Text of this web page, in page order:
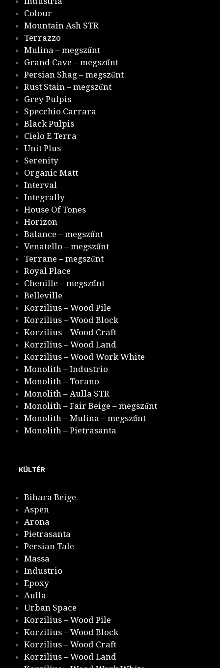
Colour
Mountain Ash STR
Terrazzo
Mulina – megszűnt
Grand Cave – megszűnt
Persian Shag – megszűnt
Rust Stain – megszűnt
Grey Pulpis
Specchio Carrara
Black Pulpis
Cielo E Terra
Unit Plus
Serenity
Organic Matt
Interval
Integrally
House Of Tones
Horizon
Balance – megszűnt
Venatello – megszűnt
Terrane – megszűnt
Royal Place
Chenille – megszűnt
Belleville
Korzilius – Wood Pile
Korzilius – Wood Block
Korzilius – Wood Craft
Korzilius – Wood Land
Korzilius – Wood Work White
Monolith – Industrio
Monolith – Torano
Monolith – Aulla STR
Monolith – Fair Beige – megszűnt
Monolith – Mulina – megszűnt
Monolith – Pietrasanta
KÜLTÉR
Bihara Beige
Aspen
Arona
Pietrasanta
Persian Tale
Massa
Industrio
Epoxy
Aulla
Urban Space
Korzilius – Wood Pile
Korzilius – Wood Block
Korzilius – Wood Craft
Korzilius – Wood Land